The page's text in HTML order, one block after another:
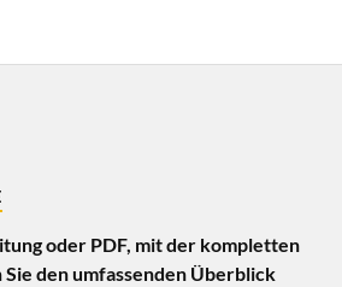
oder PDF, mit der kompletten
Sie den umfassenden Überblick